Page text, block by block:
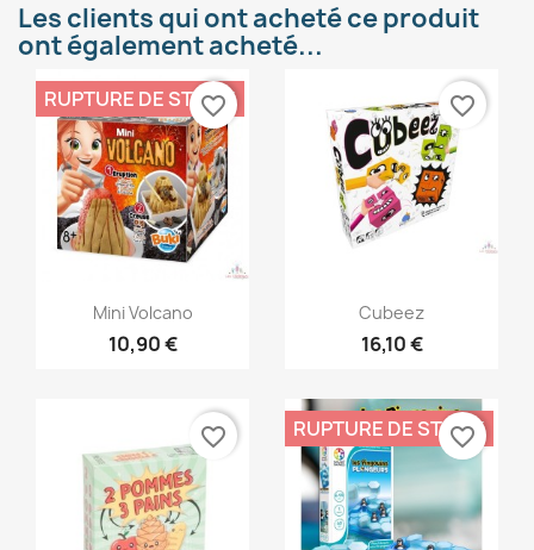
Les clients qui ont acheté ce produit
ont également acheté...
Aperçu rapide
Mini Volcano
10,90 €
RUPTURE DE STOCK
favorite_border
Aperçu rapide
Cubeez
16,10 €
favorite_border
favorite_border RUPTURE DE STOCK
favorite_border